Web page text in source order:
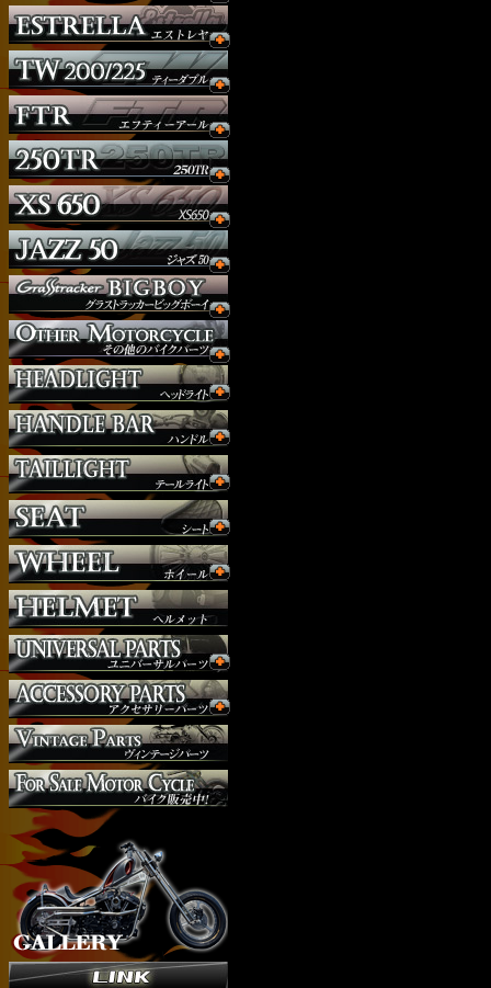
ウインカー
オーダー
ガソリンタンク
サイドナンバー
サスペンション
シート
ジョッキーシフト
ハンドルバー
ハンドル周り
ヘッドライト
マフラー
外装パーツ